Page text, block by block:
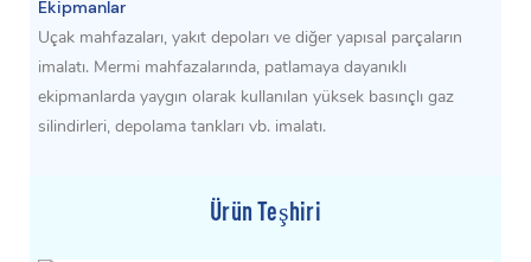
Ekipmanlar
Uçak mahfazaları, yakıt depoları ve diğer yapısal parçaların
imalatı. Mermi mahfazalarında, patlamaya dayanıklı
ekipmanlarda yaygın olarak kullanılan yüksek basınçlı gaz
silindirleri, depolama tankları vb. imalatı.
Ürün Teşhiri